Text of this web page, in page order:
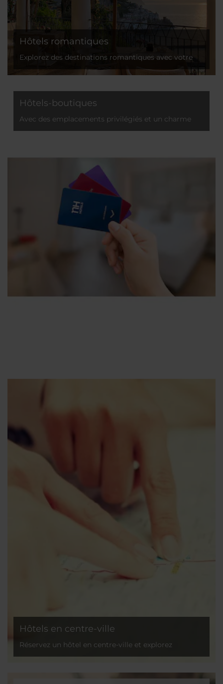
Hôtels romantiques
Explorez des destinations romantiques avec votre
partenaire, tout au long de l'année
Hôtels-boutiques
Avec des emplacements privilégiés et un charme
supplémentaire, nos hôtels-boutiques sont parfaits
Hôtels en centre-ville
Réservez un hôtel en centre-ville et explorez
efficacement votre destination !